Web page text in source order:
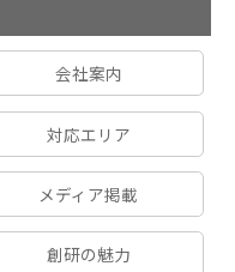
会社案内
対応エリア
メディア掲載
創研の魅力